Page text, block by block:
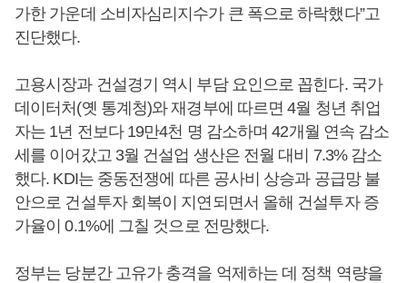
가한 가운데 소비자심리지수가 큰 폭으로 하락했다”고
진단했다.
고용시장과 건설경기 역시 부담 요인으로 꼽힌다. 국가
데이터처(옛 통계청)와 재경부에 따르면 4월 청년 취업
자는 1년 전보다 19만4천 명 감소하며 42개월 연속 감소
세를 이어갔고 3월 건설업 생산은 전월 대비 7.3% 감소
했다. KDI는 중동전쟁에 따른 공사비 상승과 공급망 불
안으로 건설투자 회복이 지연되면서 올해 건설투자 증
가율이 0.1%에 그칠 것으로 전망했다.
정부는 당분간 고유가 충격을 억제하는 데 정책 역량을